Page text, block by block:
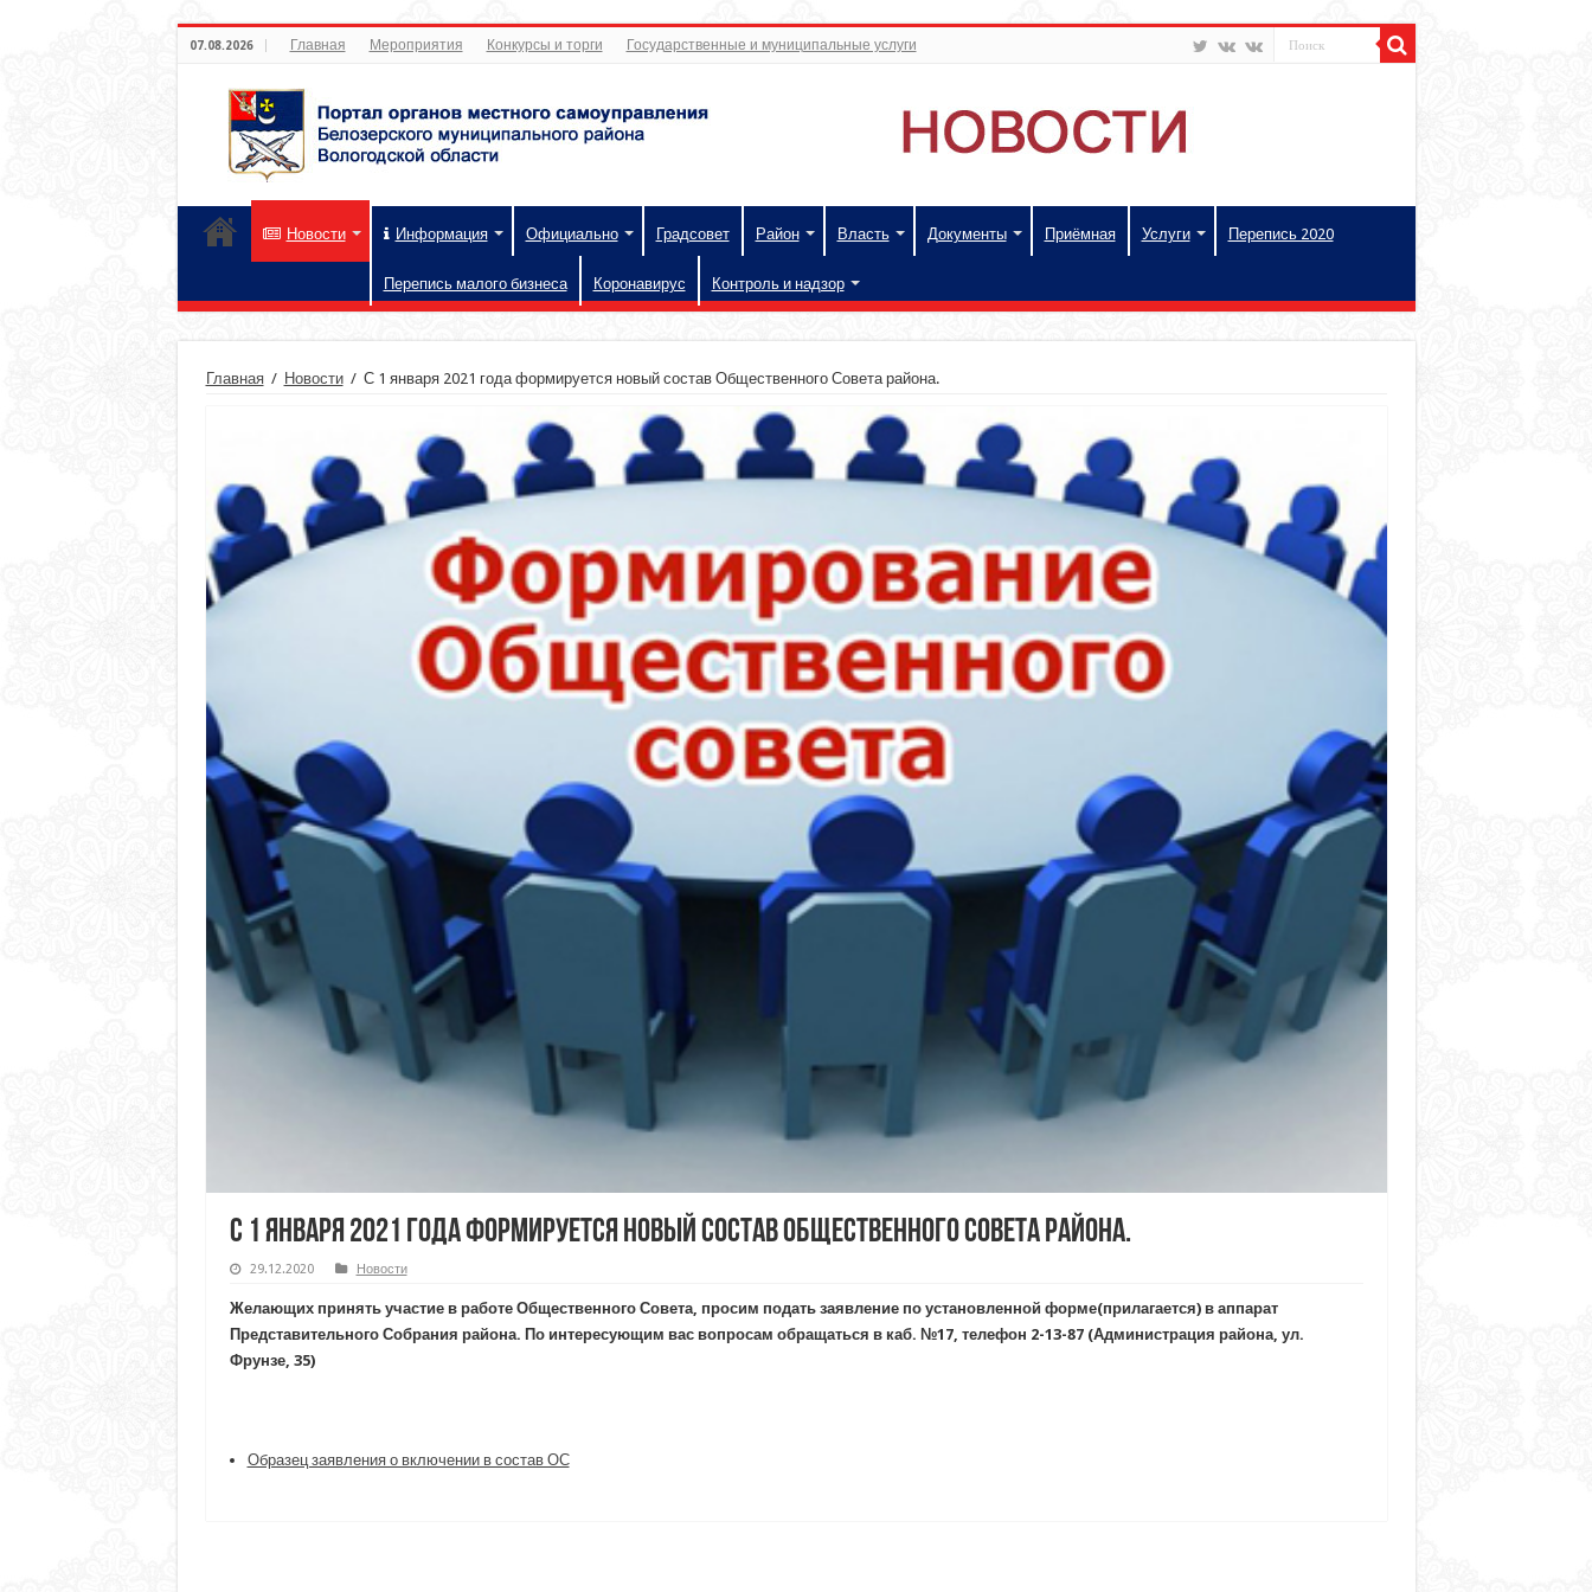
07.08.2026 Главная Мероприятия Конкурсы и торги Государственные и муниципальные услуги
Новости Информация Официально Градсовет Район Власть Документы Приёмная Услуги Перепись 2020
Перепись малого бизнеса Коронавирус Контроль и надзор
Главная / Новости / С 1 января 2021 года формируется новый состав Общественного Совета района.
С 1 января 2021 года формируется новый состав Общественного Совета района.
29.12.2020 Новости
Желающих принять участие в работе Общественного Совета, просим подать заявление по установленной форме(прилагается) в аппарат
Представительного Собрания района. По интересующим вас вопросам обращаться в каб. №17, телефон 2-13-87 (Администрация района, ул.
Фрунзе, 35)
Образец заявления о включении в состав ОС